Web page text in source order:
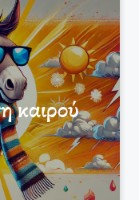
καιρού